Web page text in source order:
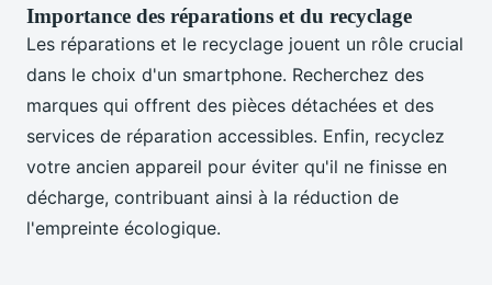
Importance des réparations et du recyclage
Les réparations et le recyclage jouent un rôle crucial
dans le choix d'un smartphone. Recherchez des
marques qui offrent des pièces détachées et des
services de réparation accessibles. Enfin, recyclez
votre ancien appareil pour éviter qu'il ne finisse en
décharge, contribuant ainsi à la réduction de
l'empreinte écologique.